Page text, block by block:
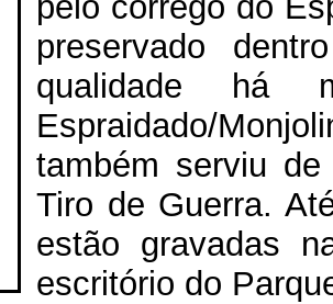
preservado
qualidade há
Espraidado/
também serviu
Tiro de Guerra.
estão gravadas
escritório do